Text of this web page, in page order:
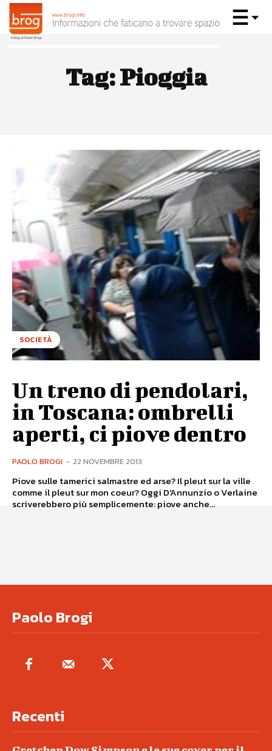
Tag:Pioggia
SOCIETÀ
Un treno di pendolari,
in Toscana: ombrelli
aperti, ci piove dentro
PAOLO BROGI - 22 NOVEMBRE 2013
Piove sulle tamerici salmastre ed arse? Il pleut sur la ville
comme il pleut sur mon coeur? Oggi D'Annunzio o Verlaine
scriverebbero più semplicemente: piove anche...
Paolo Brogi
Recenti